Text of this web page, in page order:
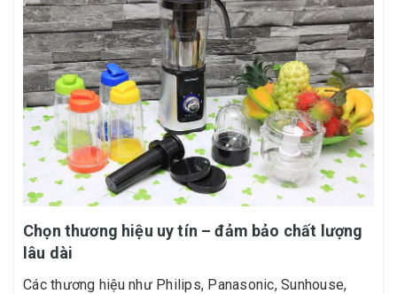
Chọn thương hiệu uy tín – đảm bảo chất lượng
lâu dài
Các thương hiệu như Philips, Panasonic, Sunhouse,